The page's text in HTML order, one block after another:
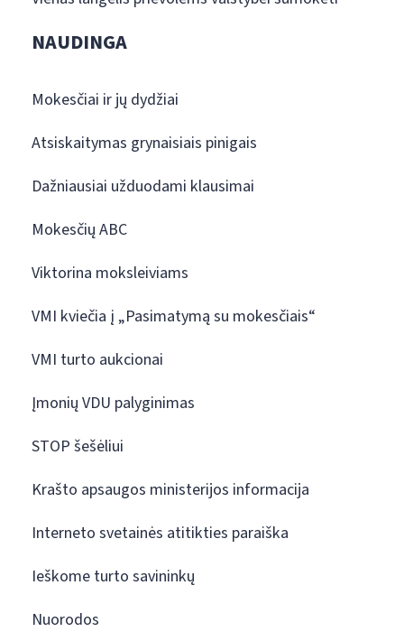
NAUDINGA
Mokesčiai ir jų dydžiai
Atsiskaitymas grynaisiais pinigais
Dažniausiai užduodami klausimai
Mokesčių ABC
Viktorina moksleiviams
VMI kviečia į „Pasimatymą su mokesčiais“
VMI turto aukcionai
Įmonių VDU palyginimas
STOP šešėliui
Krašto apsaugos ministerijos informacija
Interneto svetainės atitikties paraiška
Ieškome turto savininkų
Nuorodos